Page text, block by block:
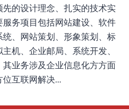
的设计理念、扎实的技术实
务项目包括网站建设、软件
、网站策划、形象策划、标
机、企业邮局、系统开发、
业务涉及企业信息化方方面
互联网解决...